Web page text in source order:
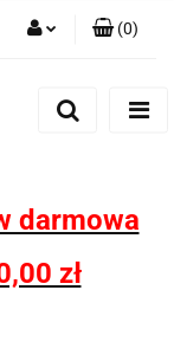
(0)
darmowa
zł